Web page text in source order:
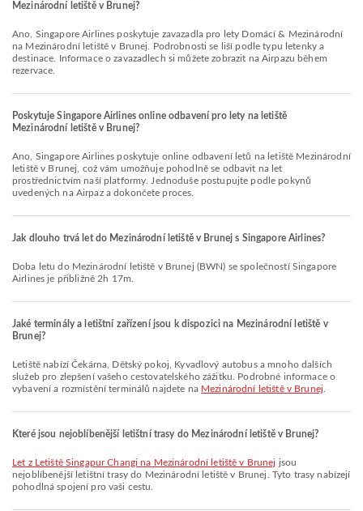
Mezinárodní letiště v Brunej?
Ano, Singapore Airlines poskytuje zavazadla pro lety Domácí & Mezinárodní
na Mezinárodní letiště v Brunej. Podrobnosti se liší podle typu letenky a
destinace. Informace o zavazadlech si můžete zobrazit na Airpazu během
rezervace.
Poskytuje Singapore Airlines online odbavení pro lety na letiště
Mezinárodní letiště v Brunej?
Ano, Singapore Airlines poskytuje online odbavení letů na letiště Mezinárodní
letiště v Brunej, což vám umožňuje pohodlně se odbavit na let
prostřednictvím naší platformy. Jednoduše postupujte podle pokynů
uvedených na Airpaz a dokončete proces.
Jak dlouho trvá let do Mezinárodní letiště v Brunej s Singapore Airlines?
Doba letu do Mezinárodní letiště v Brunej (BWN) se společností Singapore
Airlines je přibližně 2h 17m.
Jaké terminály a letištní zařízení jsou k dispozici na Mezinárodní letiště v
Brunej?
Letiště nabízí Čekárna, Dětský pokoj, Kyvadlový autobus a mnoho dalších
služeb pro zlepšení vašeho cestovatelského zážitku. Podrobné informace o
vybavení a rozmístění terminálů najdete na Mezinárodní letiště v Brunej
Které jsou nejoblíbenější letištní trasy do Mezinárodní letiště v Brunej?
let z Letiště Singapur Changi na Mezinárodní letiště v Brunej jsou
nejoblíbenější letištní trasy do Mezinárodní letiště v Brunej. Tyto trasy nabízejí
pohodlná spojení pro vaši cestu.